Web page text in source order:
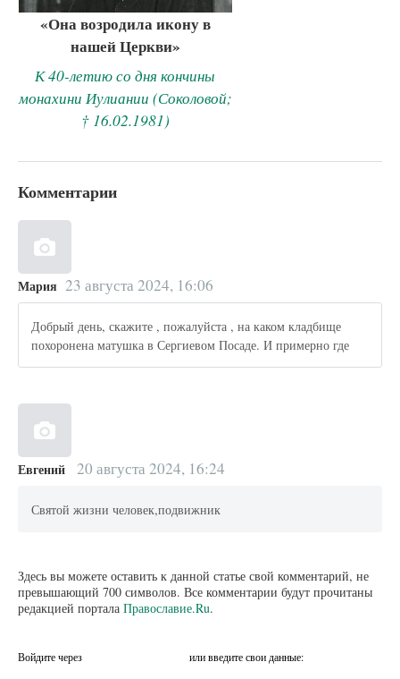
«Она возродила икону в
нашей Церкви»
К 40-летию со дня кончины
монахини Иулиании (Соколовой;
† 16.02.1981)
Комментарии
Мария 23 августа 2024, 16:06
Добрый день, скажите , пожалуйста , на каком кладбище
похоронена матушка в Сергиевом Посаде. И примерно где
Евгений 20 августа 2024, 16:24
Святой жизни человек,подвижник
Здесь вы можете оставить к данной статье свой комментарий, не
превышающий 700 символов. Все комментарии будут прочитаны
редакцией портала Православие.Ru.
Войдите через или введите свои данные: